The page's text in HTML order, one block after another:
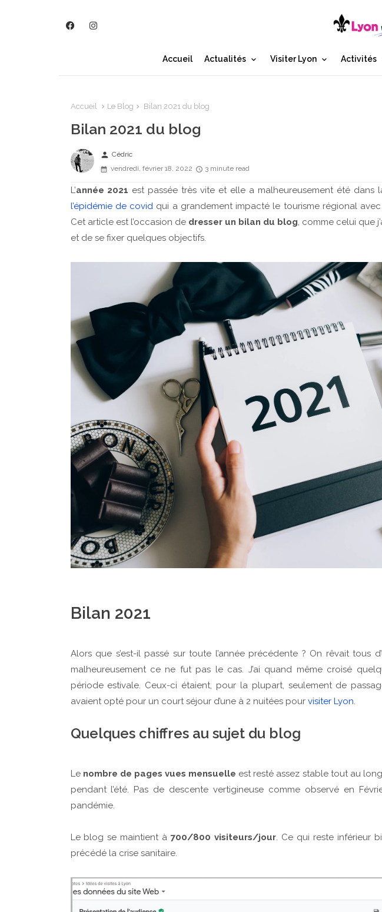
Accueil Actualités Visiter Lyon Activités
Accueil Le Blog Bilan 2021 du blog
Bilan 2021 du blog
person Cédric
vendredi, février 18, 2022
3 minute read
L’année 2021 est passée très vite et elle a malheureusement été dans
l’épidémie de covid qui a grandement impacté le tourisme régional
Cet article est l’occasion de dresser un bilan du blog , comme celui que
et de se fixer quelques objectifs.
Bilan 2021
Alors que s’est-il passé sur toute l’année précédente ? On rêvait tous
malheureusement ce ne fut pas le cas. J’ai quand même croisé
période estivale. Ceux-ci étaient, pour la plupart, seulement de
avaient opté pour un court séjour d’une à 2 nuitées pour visiter Lyon.
Quelques chiffres au sujet du blog
Le nombre de pages vues mensuelle est resté assez stable tout au
pendant l’été. Pas de descente vertigineuse comme observé en
pandémie.
Le blog se maintient à700/800 visiteurs/jour. Ce qui reste inférieur
précédé la crise sanitaire.